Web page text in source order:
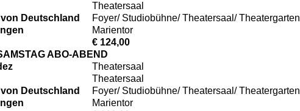
Theatersaal
Deutschland
Foyer/ Studiobühne/ Theatersaal/ Theatergarten
Marientor
€ 124,00
ABO-ABEND
Theatersaal
Theatersaal
Deutschland
Foyer/ Studiobühne/ Theatersaal/ Theatergarten
Marientor